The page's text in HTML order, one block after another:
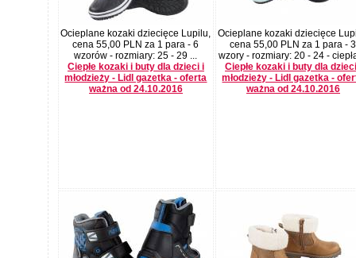
Ocieplane kozaki dziecięce Lupilu,
cena 55,00 PLN za 1 para - 6
wzorów - rozmiary: 25 - 29 ...
Ciepłe kozaki i buty dla dzieci i
młodzieży - Lidl gazetka - oferta
ważna od 24.10.2016
Ocieplane kozaki dziecięce
cena 55,00 PLN za 1 para - 3
wzory - rozmiary: 20 - 24 -
Ciepłe kozaki i buty dla
młodzieży - Lidl gazetka -
ważna od 24.10.2016